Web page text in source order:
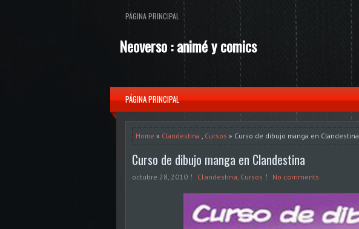
PÁGINA PRINCIPAL
Neoverso : animé y comics
PÁGINA PRINCIPAL
Home » Clandestina , Cursos » Curso de dibujo manga en Clandestina
Curso de dibujo manga en Clandestina
octubre 28, 2010 Clandestina, Cursos No comments